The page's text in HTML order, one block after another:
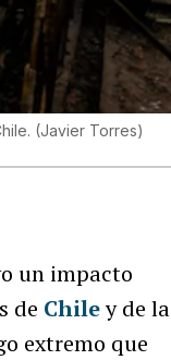
(Javier Torres)
un impacto
de Chiley de la
extremo que